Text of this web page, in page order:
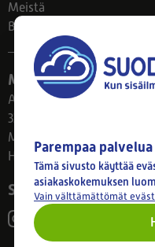
Meistä
Blogi
Myymälä
Ahlmanintie 61
33800 Tampere
Ma–Pe 8–17
Huom! Myymälän
Seuraa meitä
Parempaa
Tämä sivusto käyttää
asiakaskokemuksen
Vain välttämättömät